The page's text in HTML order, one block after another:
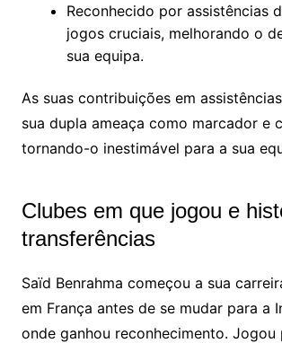
Reconhecido por assistências
jogos cruciais, melhorando o
sua equipa.
As suas contribuições em
sua dupla ameaça como marcador e
tornando-o inestimável para a sua
Clubes em que jogou e
transferências
Saïd Benrahma começou a sua
em França antes de se mudar para a
onde ganhou reconhecimento. Jogou